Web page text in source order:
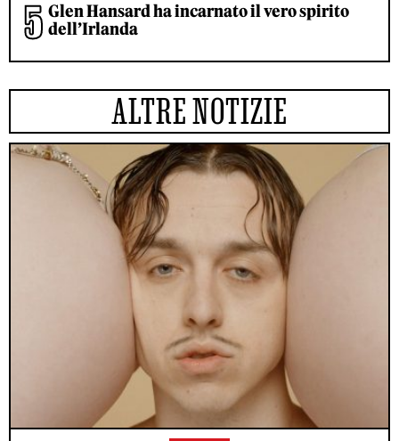
Glen Hansard ha incarnato il vero spirito
dell’Irlanda
ALTRE NOTIZIE